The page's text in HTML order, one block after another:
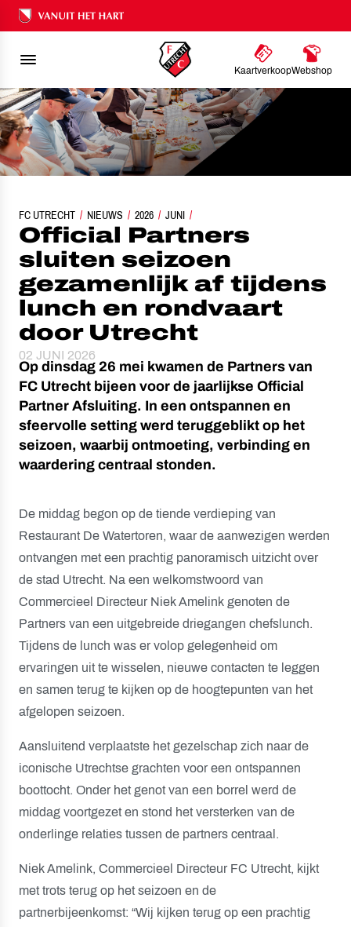
Ons nalatenschap
KaartverkoopWebshop
FC UTRECHT NIEUWS 2026 JUNI
SLUITEN SEIZOEN GEZAMENLIJK AF TIJDENS LUNCH EN
Official Partners
sluiten seizoen
gezamenlijk af tijdens
lunch en rondvaart
door Utrecht
02 JUNI 2026
Op dinsdag 26 mei kwamen de Partners van
FC Utrecht bijeen voor de jaarlijkse Official
Partner Afsluiting. In een ontspannen en
sfeervolle setting werd teruggeblikt op het
seizoen, waarbij ontmoeting, verbinding en
waardering centraal stonden.
De middag begon op de tiende verdieping van
Restaurant De Watertoren, waar de aanwezigen werden
ontvangen met een prachtig panoramisch uitzicht over
de stad Utrecht. Na een welkomstwoord van
Commercieel Directeur Niek Amelink genoten de
Partners van een uitgebreide driegangen chefslunch.
Tijdens de lunch was er volop gelegenheid om
ervaringen uit te wisselen, nieuwe contacten te leggen
en samen terug te kijken op de hoogtepunten van het
afgelopen seizoen.
Aansluitend verplaatste het gezelschap zich naar de
iconische Utrechtse grachten voor een ontspannen
boottocht. Onder het genot van een borrel werd de
middag voortgezet en stond het versterken van de
onderlinge relaties tussen de partners centraal.
Niek Amelink, Commercieel Directeur FC Utrecht, kijkt
met trots terug op het seizoen en de
partnerbijeenkomst: “Wij kijken terug op een prachtig